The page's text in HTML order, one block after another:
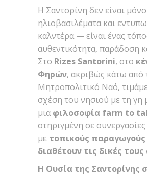
Η Σαντορίνη δεν είναι
ηλιοβασιλέματα και
καλντέρα — είναι ένας
αυθεντικότητα, παράδοση
Στο Rizes Santorini, στο
Φηρών, ακριβώς κάτω από
Μητροπολιτικό Ναό,
σχέση του νησιού με τη γη
μια φιλοσοφία farm to
στηριγμένη σε συνεργασίες
με τοπικούς
διαθέτουν τις δικές
Η Ουσία της Σαντορίνης